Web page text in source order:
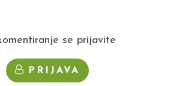
se prijavite
PRIJAVA